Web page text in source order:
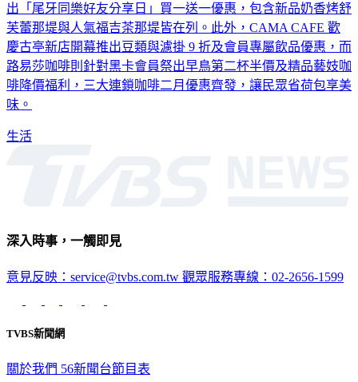
出「尾牙同樂好友分享日」買一送一優惠，包含新品奶香烤舒
芙蕾那堤與人氣福吉茶那堤皆在列。此外，CAMA CAFE 歡
慶古亭新店開幕推出豆類與濾掛 9 折及會員專屬飲品優惠，而
路易莎咖啡則針對黑卡會員祭出早鳥第二杯半價及精品藝妓咖
啡降價福利，三大連鎖咖啡二月優惠齊發，讓民眾省荷包享美
味。
生活
深入時事，一觸即見
意見反映：service@tvbs.com.tw 觀眾服務專線：02-2656-1599
TVBS新聞網
關於我們 56新聞台節目表